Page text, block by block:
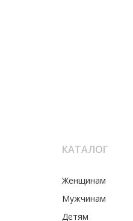
КАТАЛОГ
Женщинам
Мужчинам
Детям